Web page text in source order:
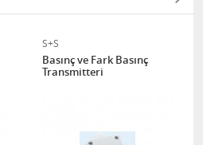
S+S
Basınç ve Fark Basınç
Transmitteri